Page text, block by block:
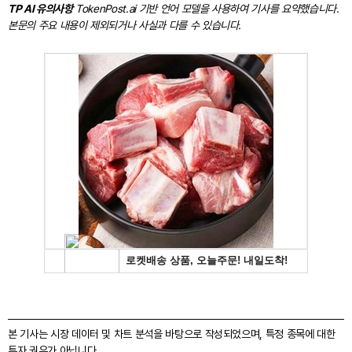
TP AI 유의사항TokenPost.ai 기반 언어 모델을 사용하여 기사를 요약했습니다.
본문의 주요 내용이 제외되거나 사실과 다를 수 있습니다.
본 기사는 시장 데이터 및 차트 분석을 바탕으로 작성되었으며, 특정 종목에 대한